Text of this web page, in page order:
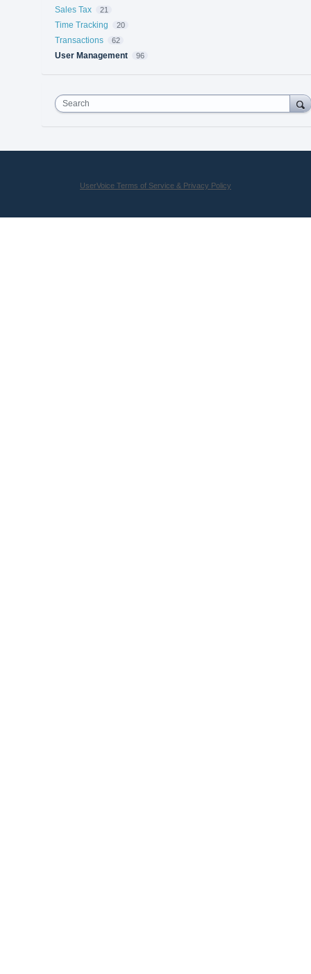
Sales Tax 21
Time Tracking 20
Transactions 62
User Management 96
Search
UserVoice Terms of Service & Privacy Policy